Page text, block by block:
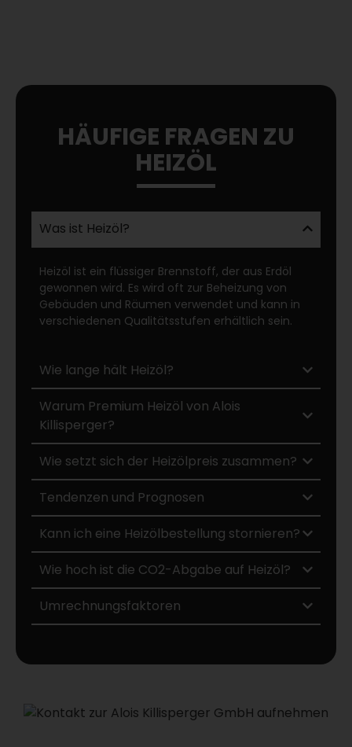
HÄUFIGE FRAGEN ZU
HEIZÖL
Was ist Heizöl?
Heizöl ist ein flüssiger Brennstoff, der aus Erdöl
gewonnen wird. Es wird oft zur Beheizung von
Gebäuden und Räumen verwendet und kann in
verschiedenen Qualitätsstufen erhältlich sein.
Wie lange hält Heizöl?
Warum Premium Heizöl von Alois
Killisperger?
Wie setzt sich der Heizölpreis zusammen?
Tendenzen und Prognosen
Kann ich eine Heizölbestellung stornieren?
Wie hoch ist die CO2-Abgabe auf Heizöl?
Umrechnungsfaktoren